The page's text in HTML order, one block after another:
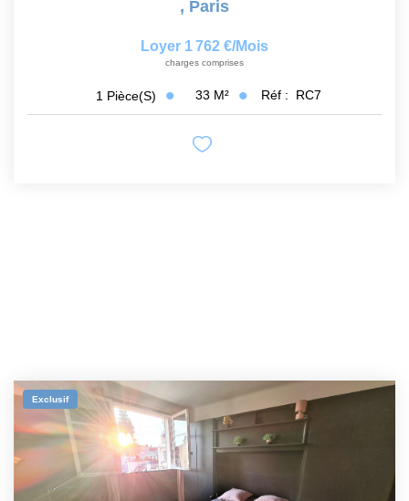
, Paris
Loyer 1 762 €/mois
charges comprises
1 Pièce(s) 33 M² Réf : RC7
Exclusif